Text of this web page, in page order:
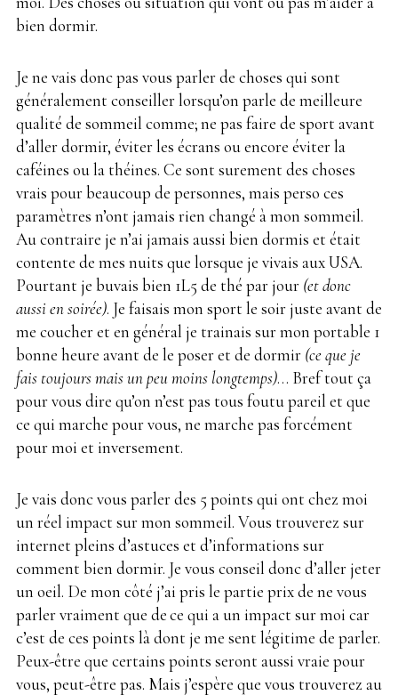
bien dormir.
Je ne vais donc pas vous parler de choses qui sont
généralement conseiller lorsqu’on parle de meilleure
qualité de sommeil comme;ne pas faire de sport avant
d’aller dormir, éviter les écrans ou encore éviter la
caféines ou la théines. Ce sont surement des choses
vrais pour beaucoup de personnes, mais perso ces
paramètres n’ont jamais rien changé à mon sommeil.
Au contraire je n’ai jamais aussi bien dormis et était
contente de mes nuits que lorsque je vivais aux USA.
Pourtant je buvais bien 1L5 de thé par jour (et donc
aussi en soirée). Je faisais mon sport le soir juste avant de
me coucher et en général je trainais sur mon portable 1
bonne heure avant de le poser et de dormir (ce que je
fais toujours mais un peu moins longtemps)… Bref tout ça
pour vous dire qu’on n’est pas tous foutu pareil et que
ce qui marche pour vous, ne marche pas forcément
pour moi et inversement.
Je vais donc vous parler des 5 points qui ont chez moi
un réel impact sur mon sommeil. Vous trouverez sur
internet pleins d’astuces et d’informations sur
comment bien dormir. Je vous conseil donc d’aller jeter
un oeil. De mon côté j’ai pris le partie prix de ne vous
parler vraiment que dece qui a un impact sur moi car
c’est de ces points là dont je me sent légitime de parler.
Peux-être que certains points seront aussi vraie pour
vous, peut-être pas. Mais j’espère que vous trouverez au